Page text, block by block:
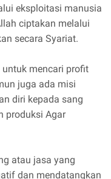
eksploitasi manusia
ciptakan melalui
secara Syariat.
mencari profit
juga ada misi
diri kepada sang
produksi Agar
atau jasa yang
dan mendatangkan